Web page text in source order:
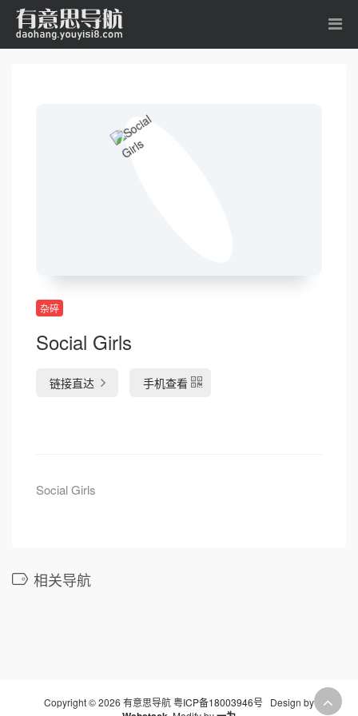
杂碎
Social Girls
链接直达 手机查看
Social Girls
相关导航
Copyright © 2026 有意思导航粤ICP备18003946号 Design by